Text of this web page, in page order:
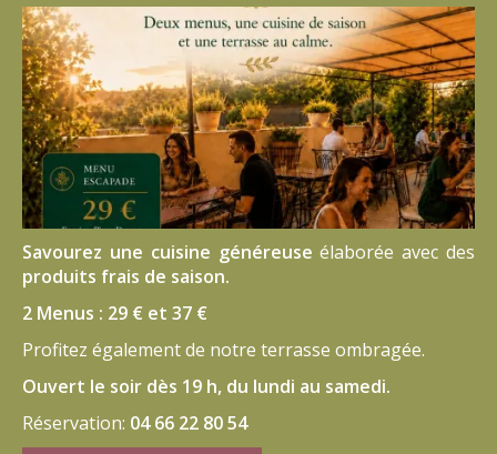
Savourez une cuisine généreuseélaborée avec des
produits frais de saison.
2 Menus : 29 € et 37 €
Profitez également de notre terrasse ombragée.
Ouvert le soir dès 19 h, du lundi au samedi.
Réservation: 04 66 22 80 54